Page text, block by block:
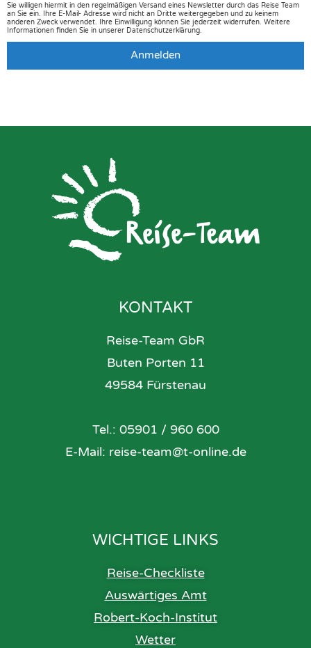
Sie willigen hiermit in den regelmäßigen Versand eines Newsletter durch das Reise Team
an Sie ein. Ihre E-Mail- Adresse wird nicht an Dritte weitergegeben und zu keinem
anderen Zweck verwendet. Ihre Einwilligung können Sie jederzeit widerrufen. Weitere
Informationen finden Sie in unserer Datenschutzerklärung.
Anmelden
KONTAKT
Reise-Team GbR
Buten Porten 11
49584 Fürstenau
Tel.: 05901 / 960 600
E-Mail: reise-team@t-online.de
WICHTIGE LINKS
Reise-Checkliste
Auswärtiges Amt
Robert-Koch-Institut
Wetter